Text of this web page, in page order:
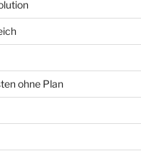
ohne Plan